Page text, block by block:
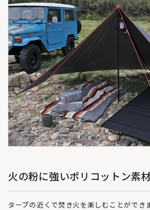
火の粉に強いポリコットン素材
タープの近くで焚き火を楽しむことがで